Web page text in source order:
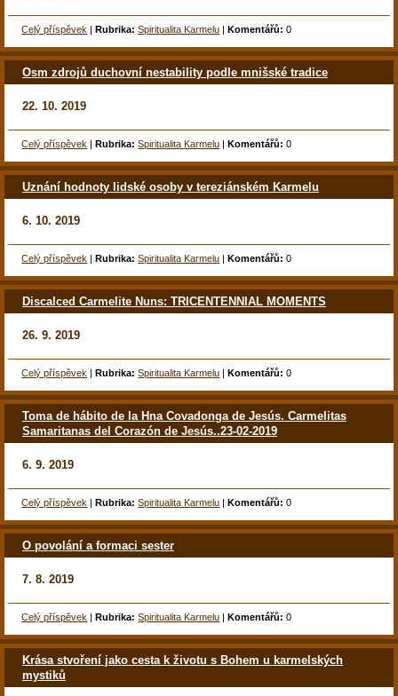
Celý příspěvek |Rubrika: Spiritualita Karmelu |Komentářů: 0
Osm zdrojů duchovní nestability podle mnišské tradice
22. 10. 2019
Celý příspěvek |Rubrika: Spiritualita Karmelu |Komentářů: 0
Uznání hodnoty lidské osoby v tereziánském Karmelu
6. 10. 2019
Celý příspěvek |Rubrika: Spiritualita Karmelu |Komentářů: 0
Discalced Carmelite Nuns: TRICENTENNIAL MOMENTS
26. 9. 2019
Celý příspěvek |Rubrika: Spiritualita Karmelu |Komentářů: 0
Toma de hábito de la Hna Covadonga de Jesús. Carmelitas
Samaritanas del Corazón de Jesús..23-02-2019
6. 9. 2019
Celý příspěvek |Rubrika: Spiritualita Karmelu |Komentářů: 0
O povolání a formaci sester
7. 8. 2019
Celý příspěvek |Rubrika: Spiritualita Karmelu |Komentářů: 0
Krása stvoření jako cesta k životu s Bohem u karmelských
mystiků